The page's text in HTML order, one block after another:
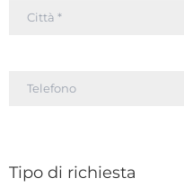
Tipo di richiesta